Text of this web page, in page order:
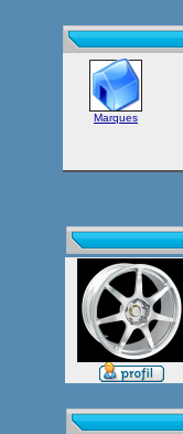
Marques